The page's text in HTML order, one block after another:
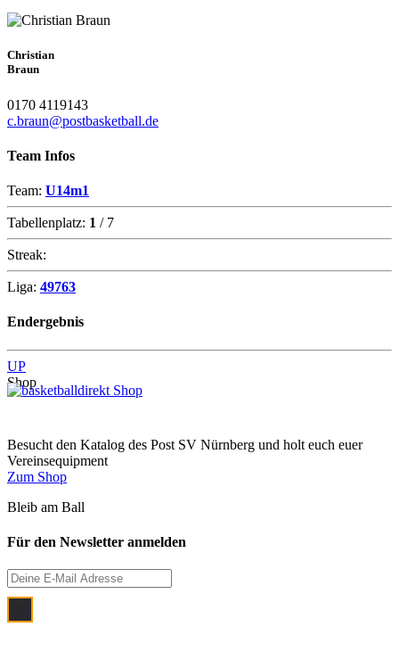
Christian
Braun
0170 4119143
c.braun@postbasketball.de
Team Infos
Team: U14m1
Tabellenplatz: 1 / 7
Streak:
Liga: 49763
Endergebnis
UP
Shop
Besucht den Katalog des Post SV Nürnberg und holt euch euer
Vereinsequipment
Zum Shop
Bleib am Ball
Für den Newsletter anmelden